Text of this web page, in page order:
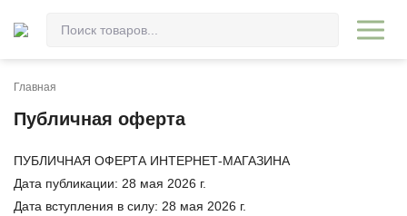
Главная
Публичная оферта
ПУБЛИЧНАЯ ОФЕРТА ИНТЕРНЕТ-МАГАЗИНА
Дата публикации: 28 мая 2026 г.
Дата вступления в силу: 28 мая 2026 г.